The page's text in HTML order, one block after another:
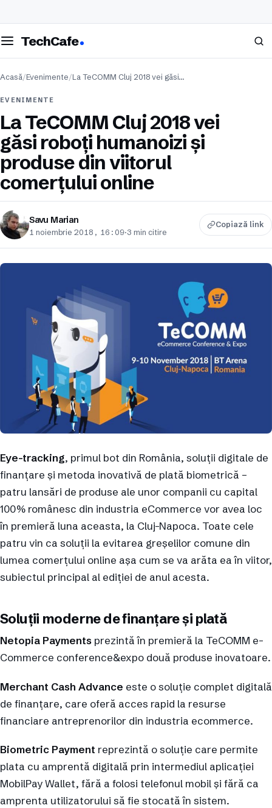
meniul
TechCafe Caută
Acasă/Evenimente/La TeCOMM Cluj 2018 vei găsi…
EVENIMENTE
La TeCOMM Cluj 2018 vei
găsi roboți humanoizi și
produse din viitorul
comerțului online
Savu Marian
1 noiembrie 2018, 16:09·3 min citire
Copiază link
Eye-tracking, primul bot din România, soluții digitale de
finanțare și metoda inovativă de plată biometrică –
patru lansări de produse ale unor companii cu capital
100% românesc din industria eCommerce vor avea loc
în premieră luna aceasta, la Cluj-Napoca. Toate cele
patru vin ca soluții la evitarea greșelilor comune din
lumea comerțului online așa cum se va arăta ea în viitor,
subiectul principal al ediției de anul acesta.
Soluții moderne de finanțare și plată
Netopia Payments prezintă în premieră la TeCOMM e-
Commerce conference&expo două produse inovatoare.
Merchant Cash Advance este o soluție complet digitală
de finanțare, care oferă acces rapid la resurse
financiare antreprenorilor din industria ecommerce.
Biometric Payment reprezintă o soluție care permite
plata cu amprentă digitală prin intermediul aplicației
MobilPay Wallet, fără a folosi telefonul mobil și fără ca
amprenta utilizatorului să fie stocată în sistem.